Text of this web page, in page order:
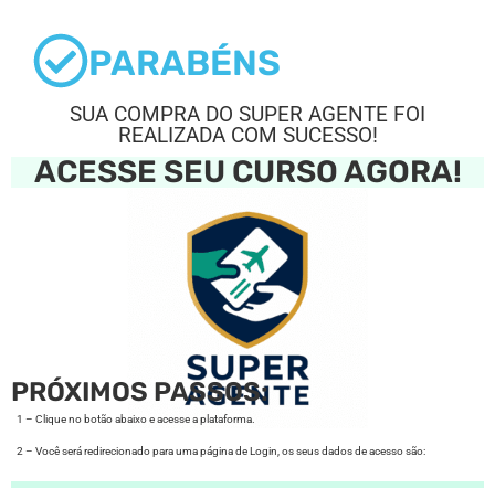
PARABÉNS
SUA COMPRA DO SUPER AGENTE FOI
REALIZADA COM SUCESSO!
ACESSE SEU CURSO AGORA!
PRÓXIMOS PASSOS:
1 – Clique no botão abaixo e acesse a plataforma.
2 – Você será redirecionado para uma página de Login, os seus dados de acesso são: